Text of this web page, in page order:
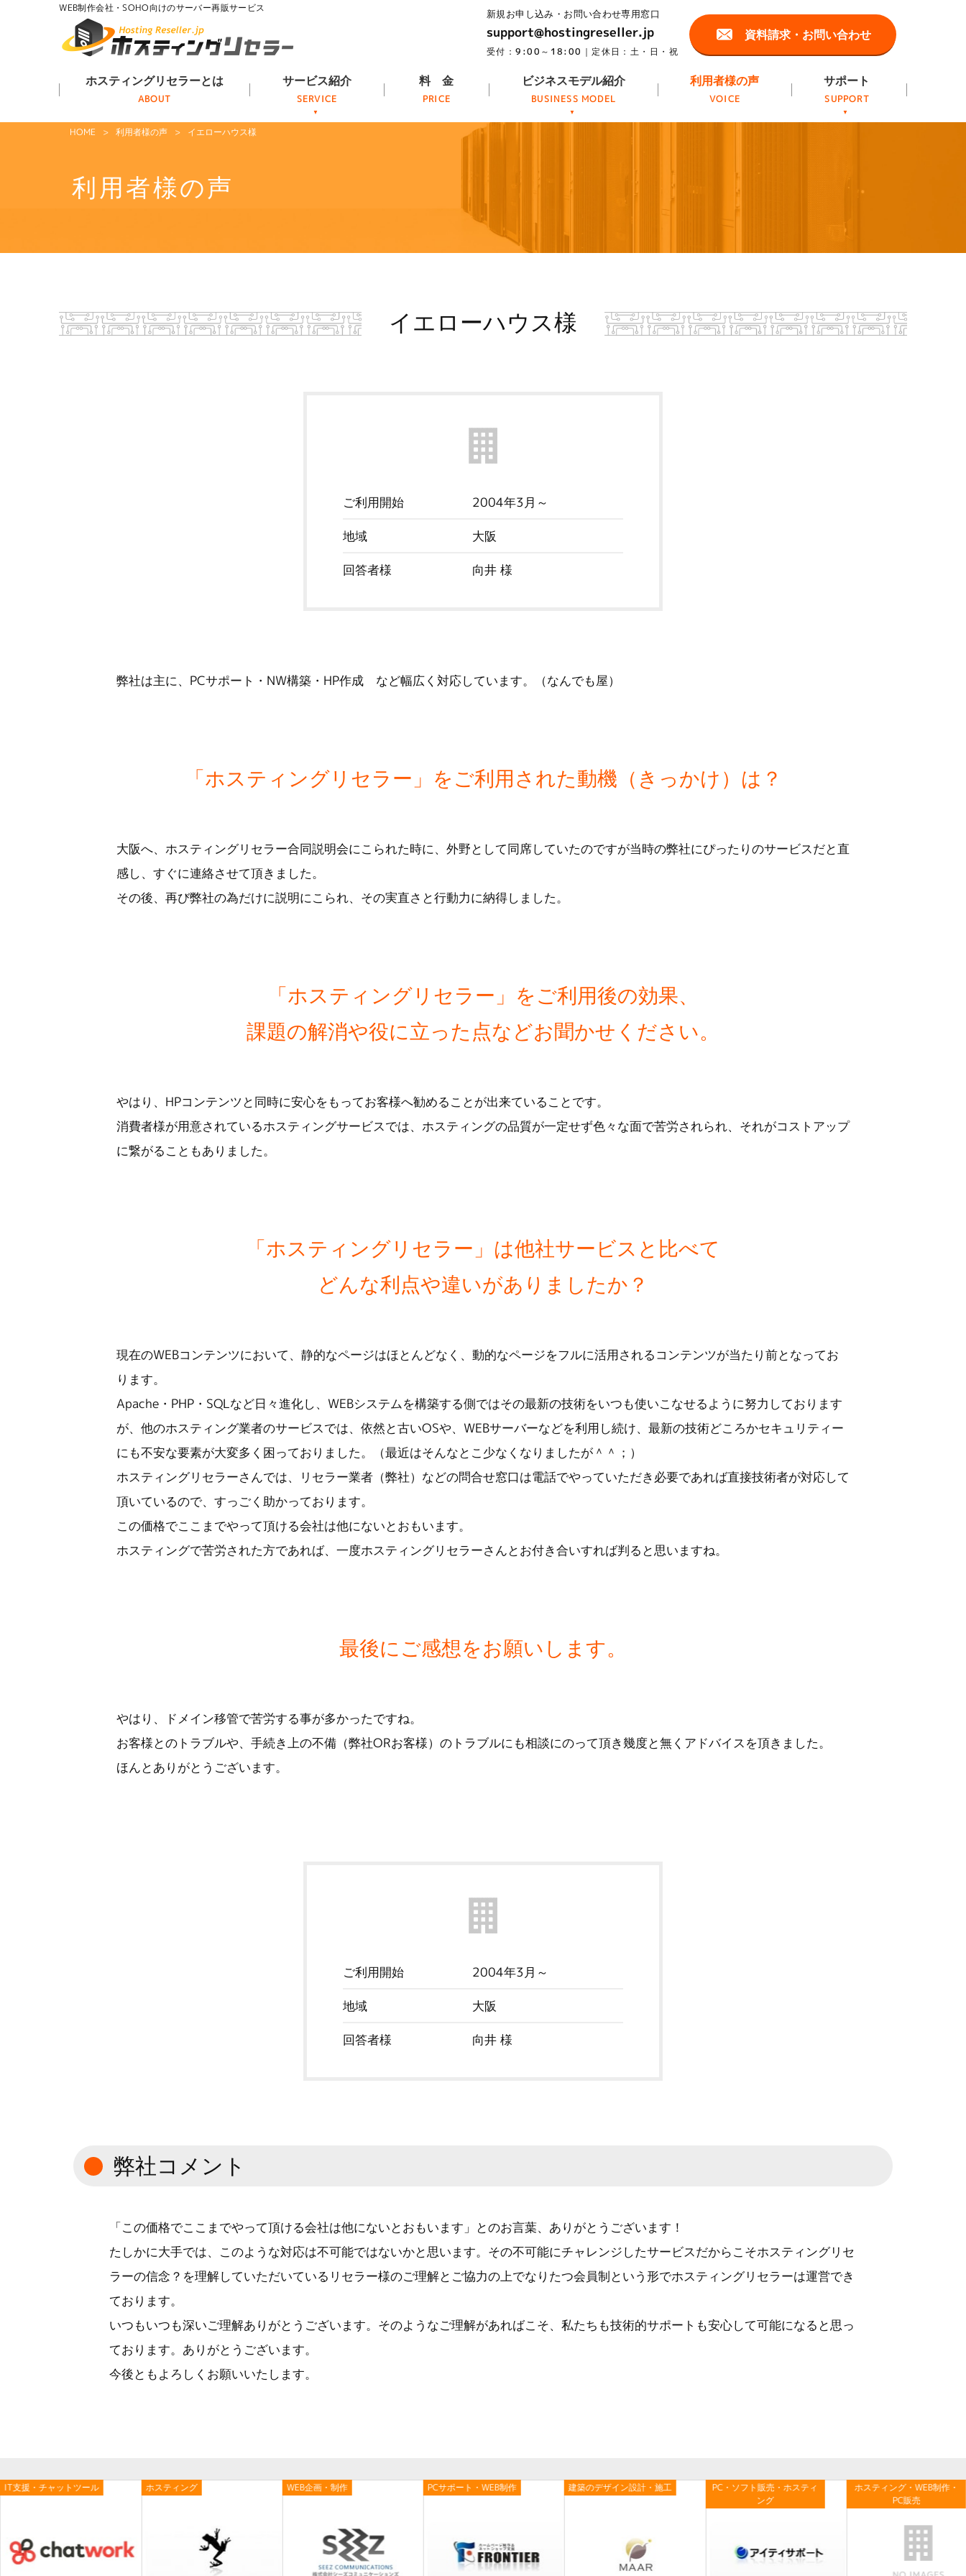
WEB制作会社・SOHO向けのサーバー再販サービス
support@hostingreseller.jp 資料請求・お問い合わせ
ホスティングリセラーとは サービス紹介 料 金 ビジネスモデル紹介 利用者様の声 サポート
HOME 利用者様の声 イエローハウス様
利用者様の声
イエローハウス様
ご利用開始 2004年3月～
地域 大阪
回答者様 向井 様
弊社は主に、PCサポート・NW構築・HP作成 など幅広く対応しています。（なんでも屋）
「ホスティングリセラー」をご利用された動機（きっかけ）は？
大阪へ、ホスティングリセラー合同説明会にこられた時に、外野として同席していたのですが当時の弊社にぴったりのサービスだと直
感し、すぐに連絡させて頂きました。
その後、再び弊社の為だけに説明にこられ、その実直さと行動力に納得しました。
「ホスティングリセラー」をご利用後の効果、
課題の解消や役に立った点などお聞かせください。
やはり、HPコンテンツと同時に安心をもってお客様へ勧めることが出来ていることです。
消費者様が用意されているホスティングサービスでは、ホスティングの品質が一定せず色々な面で苦労されられ、それがコストアップ
に繋がることもありました。
「ホスティングリセラー」は他社サービスと比べて
どんな利点や違いがありましたか？
現在のWEBコンテンツにおいて、静的なページはほとんどなく、動的なページをフルに活用されるコンテンツが当たり前となってお
ります。
Apache・PHP・SQLなど日々進化し、WEBシステムを構築する側ではその最新の技術をいつも使いこなせるように努力しております
が、他のホスティング業者のサービスでは、依然と古いOSや、WEBサーバーなどを利用し続け、最新の技術どころかセキュリティー
にも不安な要素が大変多く困っておりました。（最近はそんなとこ少なくなりましたが＾＾；）
ホスティングリセラーさんでは、リセラー業者（弊社）などの問合せ窓口は電話でやっていただき必要であれば直接技術者が対応して
頂いているので、すっごく助かっております。
この価格でここまでやって頂ける会社は他にないとおもいます。
ホスティングで苦労された方であれば、一度ホスティングリセラーさんとお付き合いすれば判ると思いますね。
最後にご感想をお願いします。
やはり、ドメイン移管で苦労する事が多かったですね。
お客様とのトラブルや、手続き上の不備（弊社ORお客様）のトラブルにも相談にのって頂き幾度と無くアドバイスを頂きました。
ほんとありがとうございます。
ご利用開始 2004年3月～
地域 大阪
回答者様 向井 様
弊社コメント
「この価格でここまでやって頂ける会社は他にないとおもいます」とのお言葉、ありがとうございます！
たしかに大手では、このような対応は不可能ではないかと思います。その不可能にチャレンジしたサービスだからこそホスティングリセ
ラーの信念？を理解していただいているリセラー様のご理解とご協力の上でなりたつ会員制という形でホスティングリセラーは運営でき
ております。
いつもいつも深いご理解ありがとうございます。そのようなご理解があればこそ、私たちも技術的サポートも安心して可能になると思っ
ております。ありがとうございます。
今後ともよろしくお願いいたします。
IT支援・チャットツール ホスティング WEB企画・制作 PCサポート・WEB制作 建築のデザイン設計・施工
PC・ソフト販売・ホスティ
ング
ホスティング・WEB制作・
PC販売